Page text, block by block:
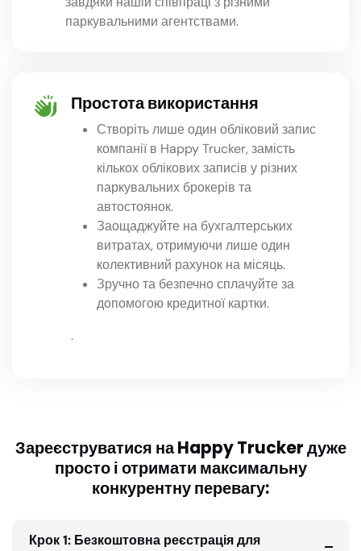
паркувальними агентствами.
Простота використання
Створіть лише один обліковий запис
компанії в Happy Trucker, замість
кількох облікових записів у різних
паркувальних брокерів та
автостоянок.
Заощаджуйте на бухгалтерських
витратах, отримуючи лише один
колективний рахунок на місяць.
Зручно та безпечно сплачуйте за
допомогою кредитної картки.
.
Зареєструватися на Happy Trucker дуже
просто і отримати максимальну
конкурентну перевагу:
Крок 1: Безкоштовна реєстрація для